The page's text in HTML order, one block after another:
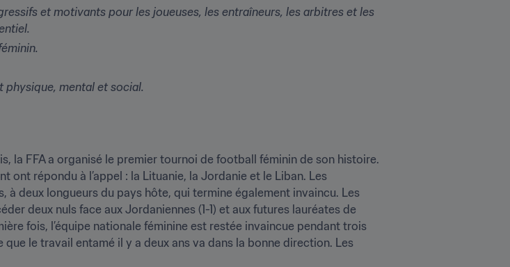
et motivants pour les joueuses, les entraîneurs, les arbitres et les
mental et social.
la FFA a organisé le premier tournoi de football féminin de son histoire.
répondu à l’appel : la Lituanie, la Jordanie et le Liban. Les
deux longueurs du pays hôte, qui termine également invaincu. Les
deux nuls face aux Jordaniennes (1-1) et aux futures lauréates de
fois, l’équipe nationale féminine est restée invaincue pendant trois
le travail entamé il y a deux ans va dans la bonne direction. Les